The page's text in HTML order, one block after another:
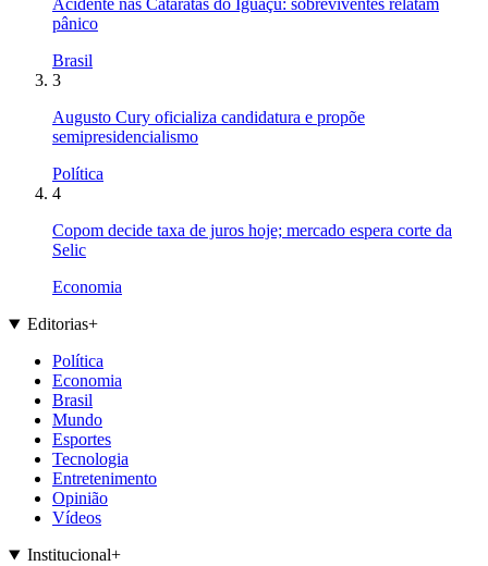
Acidente nas Cataratas do Iguaçu: sobreviventes relatam
pânico
Brasil
3
Augusto Cury oficializa candidatura e propõe
semipresidencialismo
Política
4
Copom decide taxa de juros hoje; mercado espera corte da
Selic
Economia
Editorias+
Política
Economia
Brasil
Mundo
Esportes
Tecnologia
Entretenimento
Opinião
Vídeos
Institucional+